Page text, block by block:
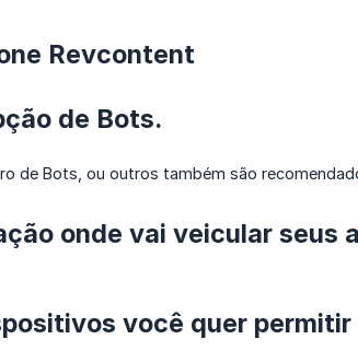
Revcontent
de Bots.
de Bots, ou outros também são
onde vai veicular seus
você quer permitir